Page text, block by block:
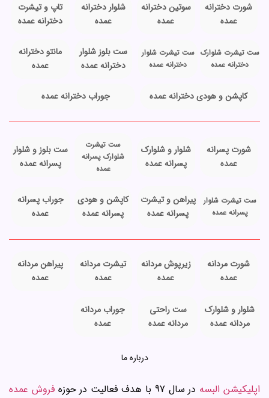
شورت دخترانه
عمده
سوتین دخترانه
عمده
شلوار دخترانه
عمده
تاپ و تیشرت
دخترانه عمده
ست تیشرت شلوارک
دخترانه عمده
ست تیشرت شلوار
دخترانه عمده
ست بلوز شلوار
دخترانه عمده
مانتو دخترانه
عمده
کاپشن و هودی دخترانه عمده جوراب دخترانه عمده
شورت پسرانه
عمده
شلوار و شلوارک
پسرانه عمده
ست تیشرت
شلوارک پسرانه
عمده
ست بلوز و شلوار
پسرانه عمده
ست تیشرت شلوار
پسرانه عمده
پیراهن و تیشرت
پسرانه عمده
کاپشن و هودی
پسرانه عمده
جوراب پسرانه
عمده
شورت مردانه
عمده
زیرپوش مردانه
عمده
تیشرت مردانه
عمده
پیراهن مردانه
عمده
شلوار و شلوارک
مردانه عمده
ست راحتی
مردانه عمده
جوراب مردانه
عمده
درباره ما
اپلیکیشن البسه در سال 97 با هدف فعالیت در حوزه
فروش عمده